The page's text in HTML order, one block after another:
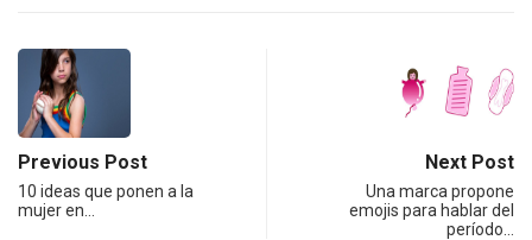
Previous Post
10 ideas que ponen a la
mujer en…
Next Post
Una marca propone
emojis para hablar del
período…